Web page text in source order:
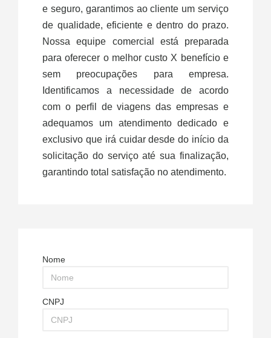
e seguro, garantimos ao cliente um serviço
de qualidade, eficiente e dentro do prazo.
Nossa equipe comercial está preparada
para oferecer o melhor custo X benefício e
sem preocupações para empresa.
Identificamos a necessidade de acordo
com o perfil de viagens das empresas e
adequamos um atendimento dedicado e
exclusivo que irá cuidar desde do início da
solicitação do serviço até sua finalização,
garantindo total satisfação no atendimento.
Nome
CNPJ